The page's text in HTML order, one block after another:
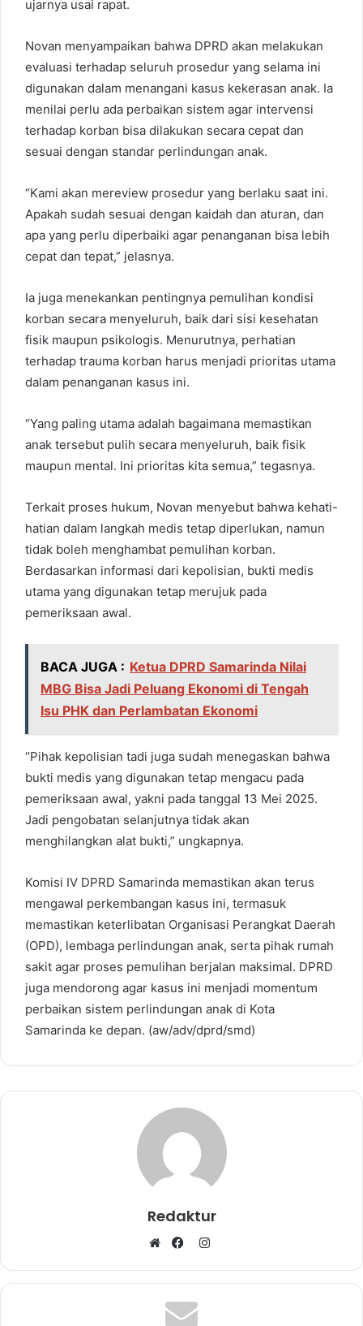
ujarnya usai rapat.
Novan menyampaikan bahwa DPRD akan melakukan
evaluasi terhadap seluruh prosedur yang selama ini
digunakan dalam menangani kasus kekerasan anak. Ia
menilai perlu ada perbaikan sistem agar intervensi
terhadap korban bisa dilakukan secara cepat dan
sesuai dengan standar perlindungan anak.
“Kami akan mereview prosedur yang berlaku saat ini.
Apakah sudah sesuai dengan kaidah dan aturan, dan
apa yang perlu diperbaiki agar penanganan bisa lebih
cepat dan tepat,” jelasnya.
Ia juga menekankan pentingnya pemulihan kondisi
korban secara menyeluruh, baik dari sisi kesehatan
fisik maupun psikologis. Menurutnya, perhatian
terhadap trauma korban harus menjadi prioritas utama
dalam penanganan kasus ini.
“Yang paling utama adalah bagaimana memastikan
anak tersebut pulih secara menyeluruh, baik fisik
maupun mental. Ini prioritas kita semua,” tegasnya.
Terkait proses hukum, Novan menyebut bahwa kehati-
hatian dalam langkah medis tetap diperlukan, namun
tidak boleh menghambat pemulihan korban.
Berdasarkan informasi dari kepolisian, bukti medis
utama yang digunakan tetap merujuk pada
pemeriksaan awal.
BACA JUGA : Ketua DPRD Samarinda Nilai
MBG Bisa Jadi Peluang Ekonomi di Tengah
Isu PHK dan Perlambatan Ekonomi
“Pihak kepolisian tadi juga sudah menegaskan bahwa
bukti medis yang digunakan tetap mengacu pada
pemeriksaan awal, yakni pada tanggal 13 Mei 2025.
Jadi pengobatan selanjutnya tidak akan
menghilangkan alat bukti,” ungkapnya.
Komisi IV DPRD Samarinda memastikan akan terus
mengawal perkembangan kasus ini, termasuk
memastikan keterlibatan Organisasi Perangkat Daerah
(OPD), lembaga perlindungan anak, serta pihak rumah
sakit agar proses pemulihan berjalan maksimal. DPRD
juga mendorong agar kasus ini menjadi momentum
perbaikan sistem perlindungan anak di Kota
Samarinda ke depan. (aw/adv/dprd/smd)
Redaktur
e
b
a
c
e
I
s